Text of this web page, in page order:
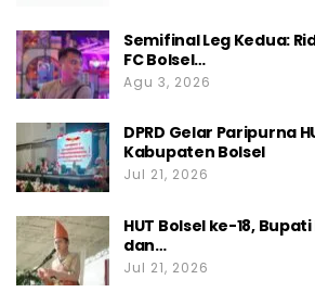
Semifinal Leg Kedua:
FC Bolsel…
Agu 3, 2026
DPRD Gelar Paripurna
Kabupaten Bolsel
Jul 21, 2026
HUT Bolsel ke-18,
dan…
Jul 21, 2026